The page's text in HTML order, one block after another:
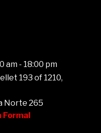
am - 18:00 pm
193 of 1210,
Norte 265
Formal